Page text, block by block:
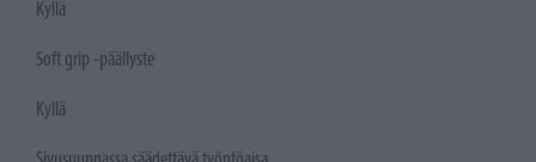
Kyllä
Soft grip -päällyste
Kyllä